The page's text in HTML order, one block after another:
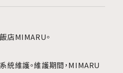
店MIMARU。
統維護。維護期間，MIMARU